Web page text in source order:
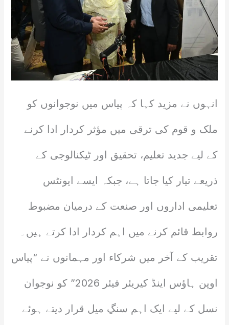
انہوں نے مزید کہا کہ پیاس میں نوجوانوں کو
ملک و قوم کی ترقی میں مؤثر کردار ادا کرنے
کے لیے جدید تعلیم، تحقیق اور ٹیکنالوجی کے
ذریعے تیار کیا جاتا ہے، جبکہ ایسے ایونٹس
تعلیمی اداروں اور صنعت کے درمیان مضبوط
روابط قائم کرنے میں اہم کردار ادا کرتے ہیں۔
تقریب کے آخر میں شرکاء اور مہمانوں نے “پیاس
اوپن ہاؤس اینڈ کیریئر فیئر 2026” کو نوجوان
نسل کے لیے ایک اہم سنگِ میل قرار دیتے ہوئے